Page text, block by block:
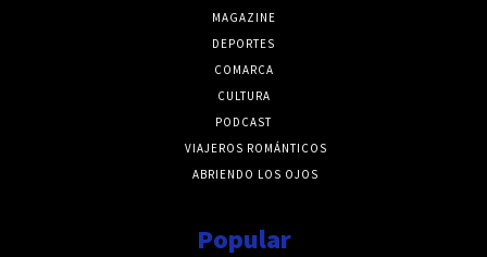
MAGAZINE
DEPORTES
COMARCA
CULTURA
PODCAST
VIAJEROS ROMÁNTICOS
ABRIENDO LOS OJOS
Popular